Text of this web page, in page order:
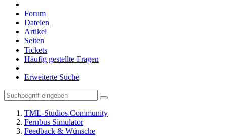
Forum
Dateien
Artikel
Seiten
Tickets
Häufig gestellte Fragen
Erweiterte Suche
TML-Studios Community
Fernbus Simulator
Feedback & Wünsche